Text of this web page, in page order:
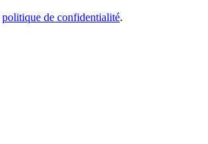
politique de confidentialité.